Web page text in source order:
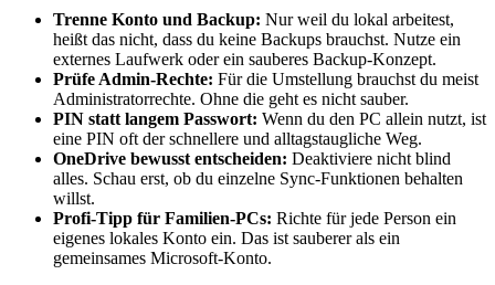
Trenne Konto und Backup: Nur weil du lokal arbeitest,
heißt das nicht, dass du keine Backups brauchst. Nutze ein
externes Laufwerk oder ein sauberes Backup-Konzept.
Prüfe Admin-Rechte: Für die Umstellung brauchst du meist
Administratorrechte. Ohne die geht es nicht sauber.
PIN statt langem Passwort: Wenn du den PC allein nutzt, ist
eine PIN oft der schnellere und alltagstaugliche Weg.
OneDrive bewusst entscheiden: Deaktiviere nicht blind
alles. Schau erst, ob du einzelne Sync-Funktionen behalten
willst.
Profi-Tipp für Familien-PCs: Richte für jede Person ein
eigenes lokales Konto ein. Das ist sauberer als ein
gemeinsames Microsoft-Konto.